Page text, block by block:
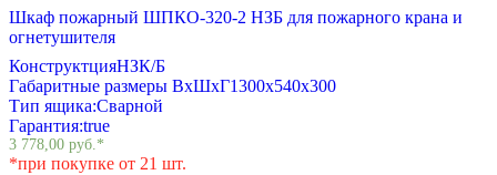
Шкаф пожарный ШПКО-320-2 НЗБ для пожарного крана и
огнетушителя
КонструктцияНЗК/Б
Габаритные размеры ВхШхГ1300х540х300
Тип ящика:Сварной
Гарантия:true
3 778,00 руб.*
*при покупке от 21 шт.